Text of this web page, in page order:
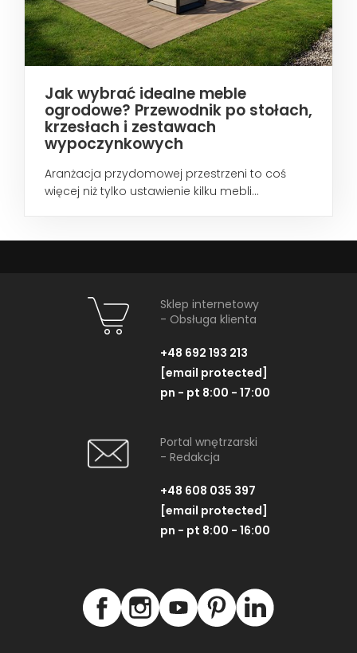
Jak wybrać idealne meble
ogrodowe? Przewodnik po stołach,
krzesłach i zestawach
wypoczynkowych
Aranżacja przydomowej przestrzeni to coś
więcej niż tylko ustawienie kilku mebli...
Sklep internetowy
- Obsługa klienta
+48 692 193 213
[email protected]
pn - pt 8:00 - 17:00
Portal wnętrzarski
- Redakcja
+48 608 035 397
[email protected]
pn - pt 8:00 - 16:00